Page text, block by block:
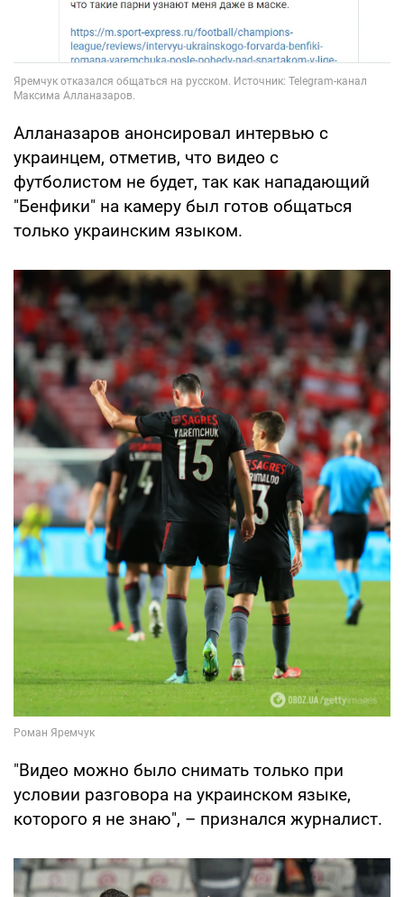
Алланазаров анонсировал интервью с
украинцем, отметив, что видео с
футболистом не будет, так как нападающий
"Бенфики" на камеру был готов общаться
только украинским языком.
"Видео можно было снимать только при
условии разговора на украинском языке,
которого я не знаю", – признался журналист.